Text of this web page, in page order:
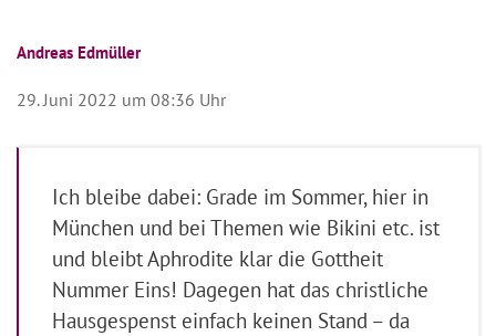
Andreas Edmüller
29. Juni 2022 um 08:36 Uhr
Ich bleibe dabei: Grade im Sommer, hier in
München und bei Themen wie Bikini etc. ist
und bleibt Aphrodite klar die Gottheit
Nummer Eins! Dagegen hat das christliche
Hausgespenst einfach keinen Stand – da